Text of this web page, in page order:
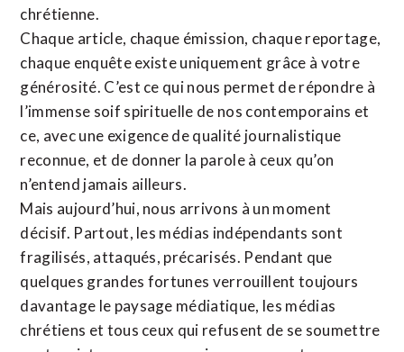
chrétienne.
Chaque article, chaque émission, chaque reportage,
chaque enquête existe uniquement grâce à votre
générosité. C’est ce qui nous permet de répondre à
l’immense soif spirituelle de nos contemporains et
ce, avec une exigence de qualité journalistique
reconnue, et de donner la parole à ceux qu’on
n’entend jamais ailleurs.
Mais aujourd’hui, nous arrivons à un moment
décisif. Partout, les médias indépendants sont
fragilisés, attaqués, précarisés. Pendant que
quelques grandes fortunes verrouillent toujours
davantage le paysage médiatique, les médias
chrétiens et tous ceux qui refusent de se soumettre